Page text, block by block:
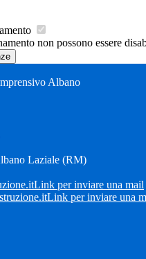
non possono essere
Albano
Laziale (RM)
Link per inviare una mail
Link per inviare una